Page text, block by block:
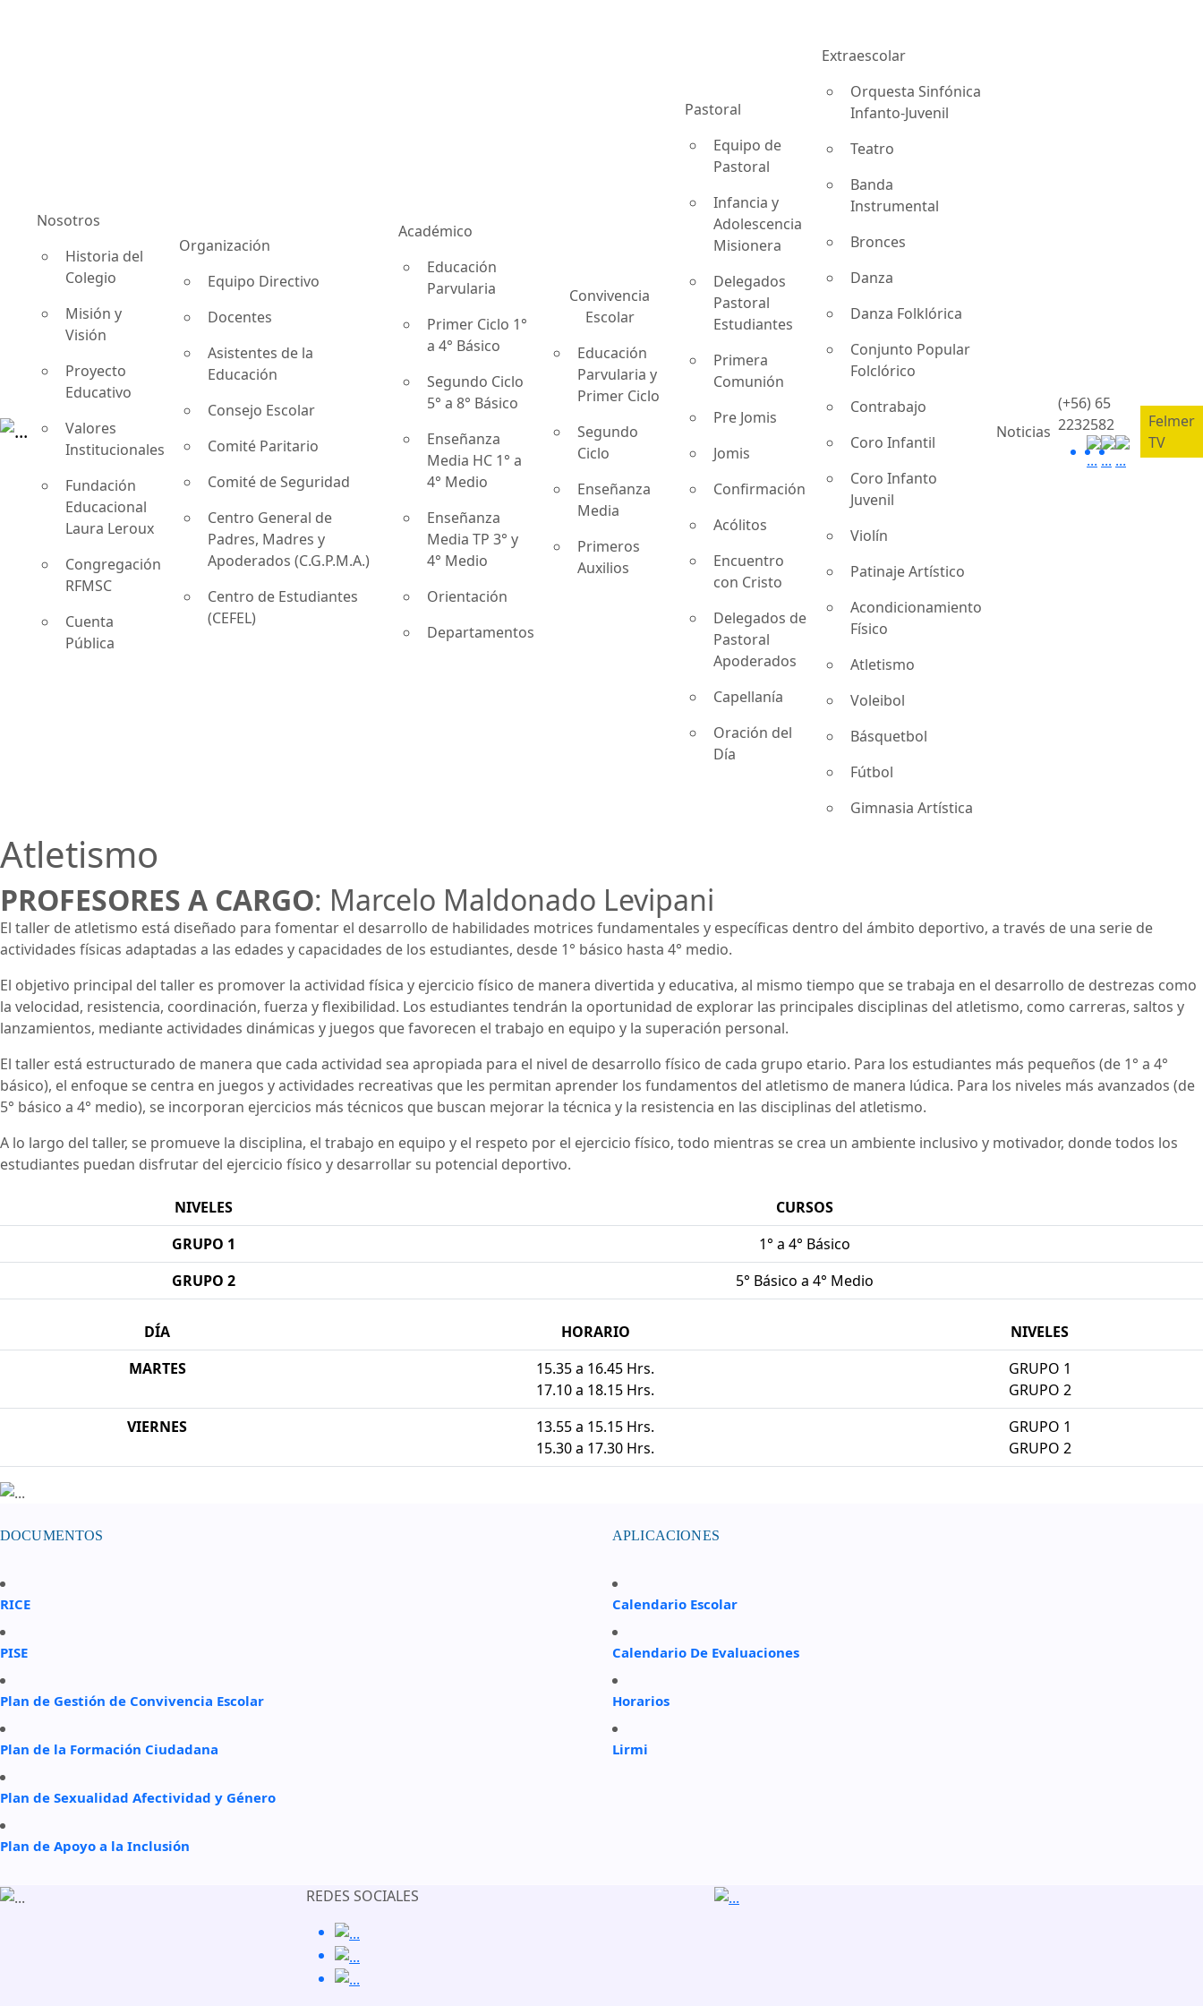
Nosotros
Historia del
Colegio
Misión y
Visión
Proyecto
Educativo
Valores
Institucionales
Fundación
Educacional
Laura Leroux
Congregación
RFMSC
Cuenta
Pública
Organización
Equipo Directivo
Docentes
Asistentes de la
Educación
Consejo Escolar
Comité Paritario
Comité de Seguridad
Centro General de
Padres, Madres y
Apoderados (C.G.P.M.A.)
Centro de Estudiantes
(CEFEL)
Académico
Educación
Parvularia
Primer Ciclo 1°
a 4° Básico
Segundo Ciclo
5° a 8° Básico
Enseñanza
Media HC 1° a
4° Medio
Enseñanza
Media TP 3° y
4° Medio
Orientación
Departamentos
Convivencia
Escolar
Educación
Parvularia y
Primer Ciclo
Segundo
Ciclo
Enseñanza
Media
Primeros
Auxilios
Pastoral
Equipo de
Pastoral
Infancia y
Adolescencia
Misionera
Delegados
Pastoral
Estudiantes
Primera
Comunión
Pre Jomis
Jomis
Confirmación
Acólitos
Encuentro
con Cristo
Delegados de
Pastoral
Apoderados
Capellanía
Oración del
Día
Extraescolar
Orquesta Sinfónica
Infanto-Juvenil
Teatro
Banda
Instrumental
Bronces
Danza
Danza Folklórica
Conjunto Popular
Folclórico
Contrabajo
Coro Infantil
Coro Infanto
Juvenil
Violín
Patinaje Artístico
Acondicionamiento
Físico
Atletismo
Voleibol
Básquetbol
Fútbol
Gimnasia Artística
Noticias
(+56) 65
2232582
Felmer
TV
Atletismo
PROFESORES A CARGO: Marcelo Maldonado Levipani
El taller de atletismo está diseñado para fomentar el desarrollo de habilidades motrices fundamentales y específicas dentro del ámbito deportivo, a través de una serie de
actividades físicas adaptadas a las edades y capacidades de los estudiantes, desde 1° básico hasta 4° medio.
El objetivo principal del taller es promover la actividad física y ejercicio físico de manera divertida y educativa, al mismo tiempo que se trabaja en el desarrollo de destrezas como
la velocidad, resistencia, coordinación, fuerza y flexibilidad. Los estudiantes tendrán la oportunidad de explorar las principales disciplinas del atletismo, como carreras, saltos y
lanzamientos, mediante actividades dinámicas y juegos que favorecen el trabajo en equipo y la superación personal.
El taller está estructurado de manera que cada actividad sea apropiada para el nivel de desarrollo físico de cada grupo etario. Para los estudiantes más pequeños (de 1° a 4°
básico), el enfoque se centra en juegos y actividades recreativas que les permitan aprender los fundamentos del atletismo de manera lúdica. Para los niveles más avanzados (de
5° básico a 4° medio), se incorporan ejercicios más técnicos que buscan mejorar la técnica y la resistencia en las disciplinas del atletismo.
A lo largo del taller, se promueve la disciplina, el trabajo en equipo y el respeto por el ejercicio físico, todo mientras se crea un ambiente inclusivo y motivador, donde todos los
estudiantes puedan disfrutar del ejercicio físico y desarrollar su potencial deportivo.
NIVELES
CURSOS
GRUPO 1
1° a 4° Básico
GRUPO 2
5° Básico a 4° Medio
DÍA HORARIO
NIVELES
MARTES
15.35 a 16.45 Hrs.
17.10 a 18.15 Hrs.
GRUPO 1
GRUPO 2
VIERNES
13.55 a 15.15 Hrs.
15.30 a 17.30 Hrs.
GRUPO 1
GRUPO 2
DOCUMENTOS
RICE
PISE
Plan de Gestión de Convivencia Escolar
Plan de la Formación Ciudadana
Plan de Sexualidad Afectividad y Género
Plan de Apoyo a la Inclusión
APLICACIONES
Calendario Escolar
Calendario De Evaluaciones
Horarios
Lirmi
REDES SOCIALES